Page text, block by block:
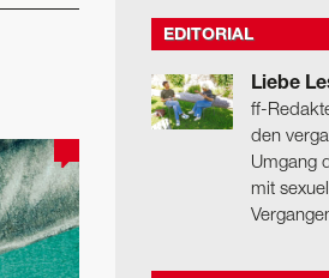
EDITORIAL
Liebe
ff-
den
Umgang
mit